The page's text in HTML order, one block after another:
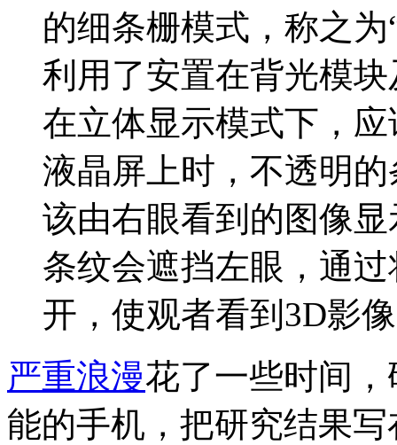
的细条栅模式，称之
利用了安置在背光模
在立体显示模式下，
液晶屏上时，不透明
该由右眼看到的图像
条纹会遮挡左眼，通
开，使观者看到3D影
严重浪漫花了一些时间
能的手机，把研究结果